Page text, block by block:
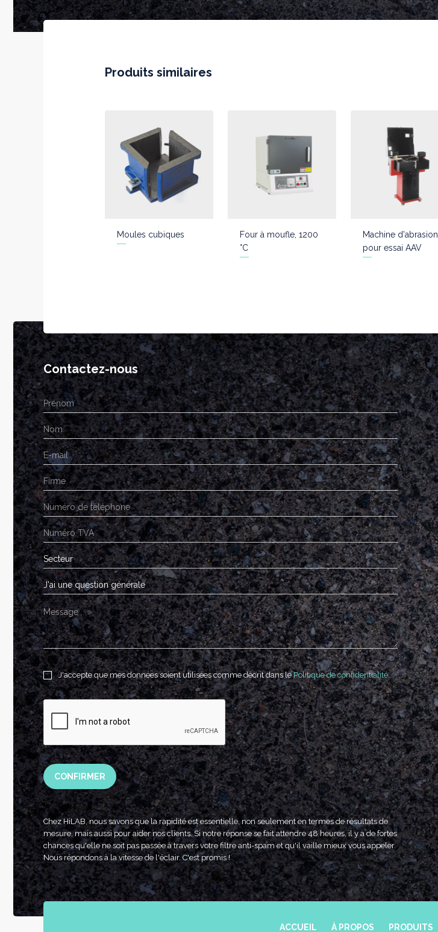
Produits similaires
Moules cubiques
Four à moufle, 1200
°C
Machine d'abrasion
pour essai AAV
Contactez-nous
Secteur
J'ai une question générale
J'accepte que mes données soient utilisées comme décrit dans lePolitique de confidentialité.
CONFIRMER
Chez HiLAB, nous savons que la rapidité est essentielle, non seulement en termes de résultats de
mesure, mais aussi pour aider nos clients. Si notre réponse se fait attendre 48 heures, il y a de fortes
chances qu'elle ne soit pas passée à travers votre filtre anti-spam et qu'il vaille mieux vous appeler.
Nous répondons à la vitesse de l'éclair. C'est promis !
ACCUEIL À PROPOS PRODUITS